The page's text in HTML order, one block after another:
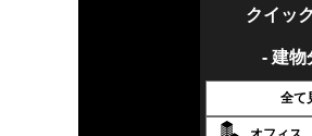
クイッ
- 建物
全て